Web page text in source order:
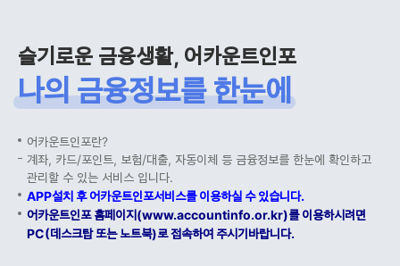
슬기로운 금융생활, 어카운트인포
나의 금융정보를 한눈에
어카운트인포란?
계좌, 카드/포인트, 보험/대출, 자동이체 등 금융정보를 한눈에 확인하고
관리할 수 있는 서비스 입니다.
APP설치 후 어카운트인포서비스를 이용하실 수 있습니다.
어카운트인포 홈페이지(www.accountinfo.or.kr)를 이용하시려면
PC(데스크탑 또는 노트북)로 접속하여 주시기바랍니다.